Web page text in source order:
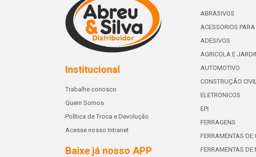
Institucional
Trabalhe conosco
Quem Somos
Política de Troca e Devolução
Acesse nosso Intranet
Baixe já nosso APP
ABRASIVOS
ACESSORIOS
ADESIVOS
AGRICOLA E
AUTOMOTIVO
CONSTRUÇÃO
ELETRONICOS
EPI
FERRAGENS
FERRAMENTAS DE
FERRAMENTAS DE